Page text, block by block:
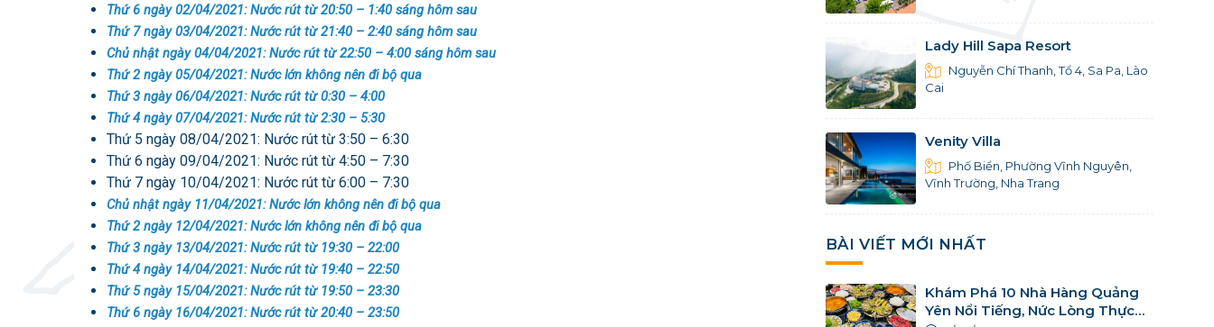
Thứ 6 ngày 02/04/2021: Nước rút từ 20:50 – 1:40 sáng hôm sau
Thứ 7 ngày 03/04/2021: Nước rút từ 21:40 – 2:40 sáng hôm sau
Chủ nhật ngày 04/04/2021: Nước rút từ 22:50 – 4:00 sáng hôm sau
Thứ 2 ngày 05/04/2021: Nước lớn không nên đi bộ qua
Thứ 3 ngày 06/04/2021: Nước rút từ 0:30 – 4:00
Thứ 4 ngày 07/04/2021: Nước rút từ 2:30 – 5:30
Thứ 5 ngày 08/04/2021: Nước rút từ 3:50 – 6:30
Thứ 6 ngày 09/04/2021: Nước rút từ 4:50 – 7:30
Thứ 7 ngày 10/04/2021: Nước rút từ 6:00 – 7:30
Chủ nhật ngày 11/04/2021: Nước lớn không nên đi bộ qua
Thứ 2 ngày 12/04/2021: Nước lớn không nên đi bộ qua
Thứ 3 ngày 13/04/2021: Nước rút từ 19:30 – 22:00
Thứ 4 ngày 14/04/2021: Nước rút từ 19:40 – 22:50
Thứ 5 ngày 15/04/2021: Nước rút từ 19:50 – 23:30
Thứ 6 ngày 16/04/2021: Nước rút từ 20:40 – 23:50
Lady Hill Sapa Resort
Nguyễn Chí Thanh, Tổ 4, Sa Pa, Lào
Cai
Venity Villa
Phố Biển, Phường Vĩnh Nguyên,
Vĩnh Trường, Nha Trang
BÀI VIẾT MỚI NHẤT
Khám Phá 10 Nhà Hàng Quảng
Yên Nổi Tiếng, Nức Lòng Thực